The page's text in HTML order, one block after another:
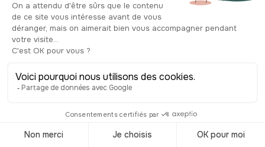
Location bateau
Porto-Vecchio :
infos pratiques et
tarifs